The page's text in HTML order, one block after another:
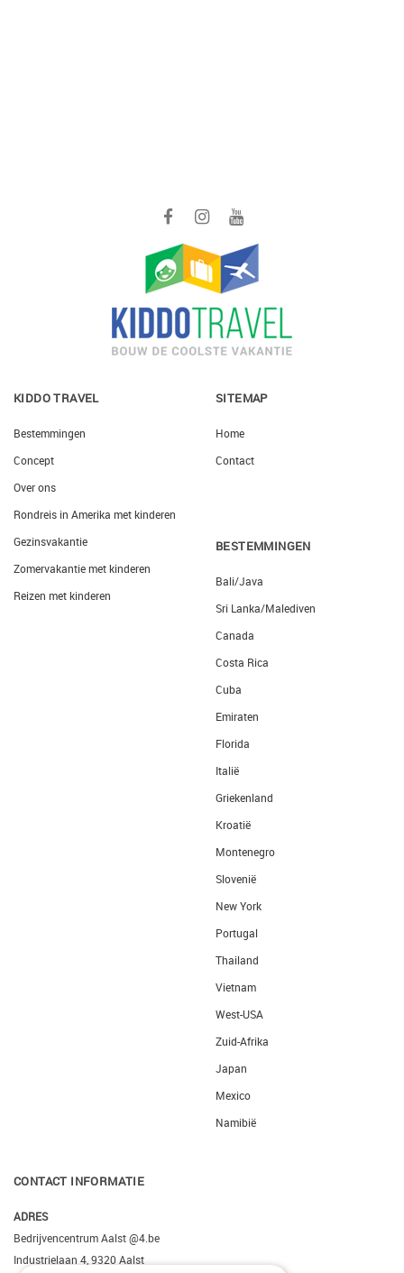
KIDDO TRAVEL
Bestemmingen
Concept
Over ons
Rondreis in Amerika met kinderen
Gezinsvakantie
Zomervakantie met kinderen
Reizen met kinderen
SITEMAP
Home
Contact
BESTEMMINGEN
Bali/Java
Sri Lanka/Malediven
Canada
Costa Rica
Cuba
Emiraten
Florida
Italië
Griekenland
Kroatië
Montenegro
Slovenië
New York
Portugal
Thailand
Vietnam
West-USA
Zuid-Afrika
Japan
Mexico
Namibië
CONTACT INFORMATIE
ADRES
Bedrijvencentrum Aalst @4.be
Industrielaan 4, 9320 Aalst